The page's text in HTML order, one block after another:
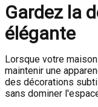
Gardez la
élégante
Lorsque votre
maintenir une
des décorations
sans dominer